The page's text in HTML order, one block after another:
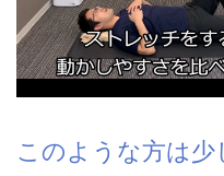
このような方は少